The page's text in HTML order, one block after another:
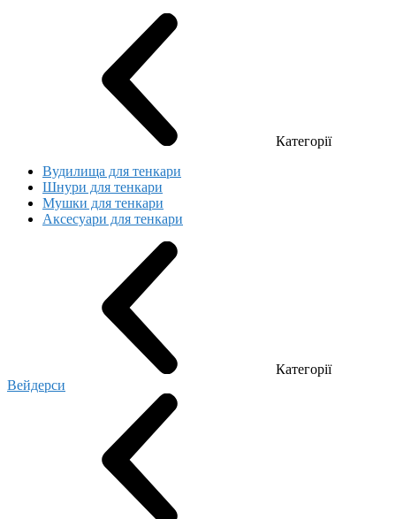
Категорії
Вудилища для тенкари
Шнури для тенкари
Мушки для тенкари
Аксесуари для тенкари
Категорії
Вейдерси